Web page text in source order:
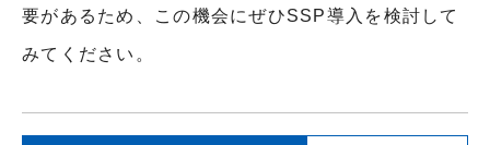
要があるため、この機会にぜひSSP導入を検討して
みてください。